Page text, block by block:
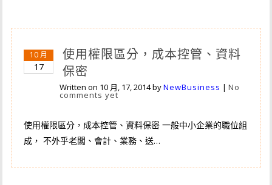
10 月
17
使用權限區分，成本控管、資料
保密
Written on 10 月, 17, 2014byNewBusiness |No
comments yet
使用權限區分，成本控管、資料保密 一般中小企業的職位組
成， 不外乎老闆、會計、業務、送…